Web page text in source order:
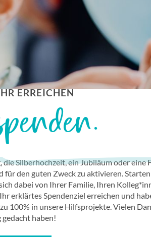
ERREICHEN
Silberhochzeit, ein Jubiläum oder eine
den guten Zweck zu aktivieren.
dabei von Ihrer Familie, Ihren
erklärtes Spendenziel erreichen und
100% in unsere Hilfsprojekte. Vielen
haben!